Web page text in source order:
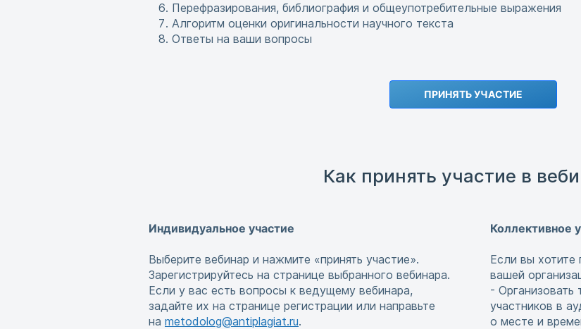
Перефразирования, библиография и общеупотребительные выражения
Алгоритм оценки оригинальности научного текста
Ответы на ваши вопросы
ПРИНЯТЬ УЧАСТИЕ
Как принять участие в
Индивидуальное участие
Выберите вебинар и нажмите «принять участие».
Зарегистрируйтесь на странице выбранного вебинара.
Если у вас есть вопросы к ведущему вебинара,
задайте их на странице регистрации или направьте
на metodolog@antiplagiat.ru.
Коллективное
Если вы хотите
вашей
- Организовать
участников в
о месте и